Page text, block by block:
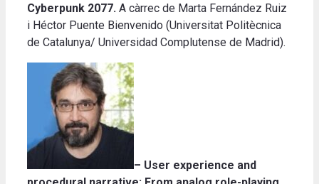
Cyberpunk 2077. A càrrec de Marta Fernández Ruiz
i Héctor Puente Bienvenido (Universitat Politècnica
de Catalunya/ Universidad Complutense de Madrid).
– User experience and